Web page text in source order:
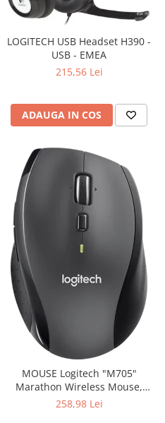
LOGITECH USB Headset H390 -
USB - EMEA
215,56 Lei
ADAUGA IN COS
MOUSE Logitech "M705"
Marathon Wireless Mouse,
black "910-001949" (include
258,98 Lei